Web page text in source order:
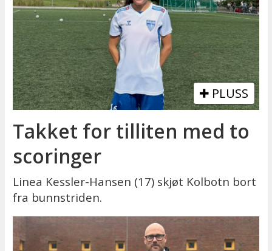
PLUSS
Takket for tilliten med to
scoringer
Linea Kessler-Hansen (17) skjøt Kolbotn bort
fra bunnstriden.